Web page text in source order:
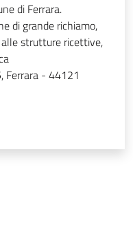
di Ferrara.
di grande richiamo,
strutture ricettive,
Ferrara - 44121